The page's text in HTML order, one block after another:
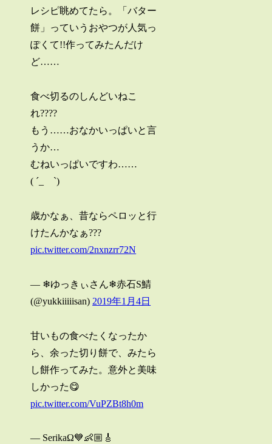
レシピ眺めてたら。「バター
餅」っていうおやつが人気っ
ぽくて!!作ってみたんだけ
ど……
食べ切るのしんどいねこ
れ????
もう……おなかいっぱいと言
うか…
むねいっぱいですわ……
( ´_ゝ`)
歳かなぁ、昔ならペロッと行
けたんかなぁ???
pic.twitter.com/2nxnzrr72N
— ❄ゆっきぃさん❄赤石S鯖
(@yukkiiiiisan) 2019年1月4日
甘いもの食べたくなったか
ら、余った切り餅で、みたら
し餅作ってみた。意外と美味
しかった😋
pic.twitter.com/VuPZBt8h0m
— SerikaΩ💙👶🏼🎸